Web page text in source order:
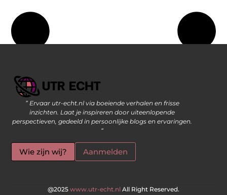
” Ervaar utr-echt.nl via boeiende verhalen en frisse
inzichten. Laat je inspireren door uiteenlopende
perspectieven, gedeeld in persoonlijke blogs en ervaringen.
“
Wie zijn wij? Aanmelden
@2025 www.utr-echt.nl All Right Reserved.